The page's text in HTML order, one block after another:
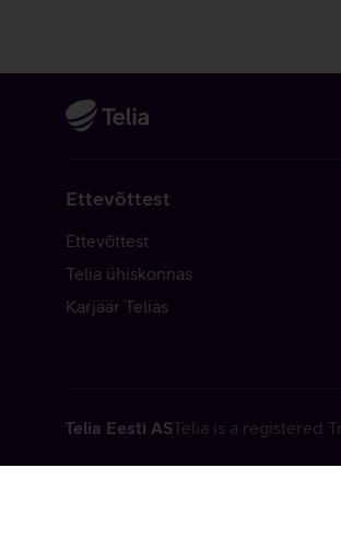
Ettevõttest
Ettevõttest
Telia ühiskonnas
Karjäär Telias
Telia Eesti ASTelia is a registered